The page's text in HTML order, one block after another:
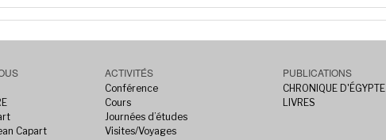
Capart
ACTIVITÉS
Conférence
Cours
Journées d’études
Visites/Voyages
PUBLICATIONS
CHRONIQUE D'ÉGYPTE
LIVRES